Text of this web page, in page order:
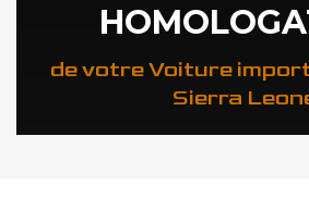
de votre Voiture
Sierra